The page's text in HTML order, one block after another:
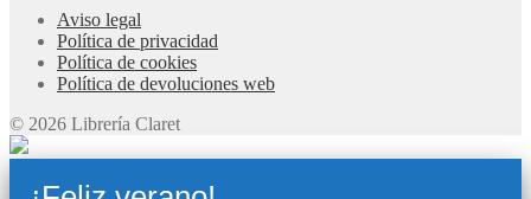
Aviso legal
Política de privacidad
Política de cookies
Política de devoluciones web
© 2026 Librería Claret